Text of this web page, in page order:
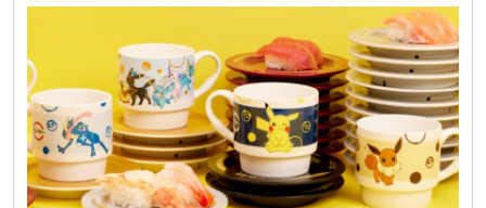
2000點+299元4、小小兵造型毯400點+799元、
2000點